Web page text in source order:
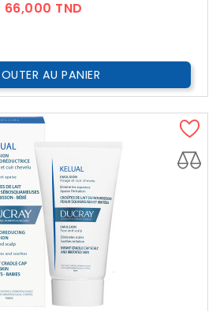
66,000 TND
AU PANIER